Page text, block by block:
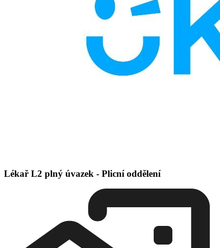
Lékař L2 plný úvazek - Plicní oddělení